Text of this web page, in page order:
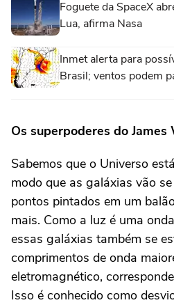
Foguete da SpaceX
Lua, afirma Nasa
Inmet alerta para
Brasil; ventos podem
Os superpoderes do James
Sabemos que o Universo
modo que as galáxias vão
pontos pintados em um
mais. Como a luz é uma
essas galáxias também se
comprimentos de onda
eletromagnético,
Isso é conhecido como